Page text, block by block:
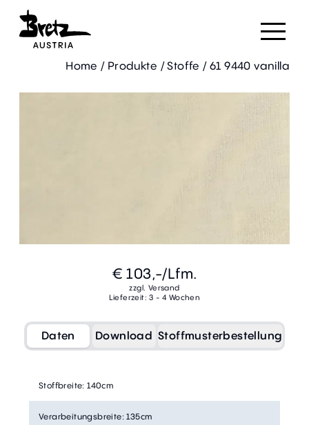
Home / Produkte / Stoffe /61 9440 vanilla
€ 103,-/Lfm.
zzgl. Versand
Lieferzeit: 3 - 4 Wochen
Daten Download Stoffmusterbestellung
Stoffbreite: 140cm
Verarbeitungsbreite: 135cm